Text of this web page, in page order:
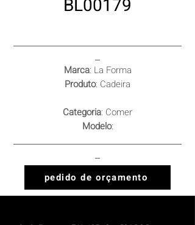
BL00179
Marca: La Forma
Produto: Cadeira
Categoria: Comer
Modelo:
pedido de orçamento